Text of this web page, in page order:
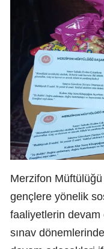
Merzifon Müftülüğü
gençlere yönelik
faaliyetlerin
sınav